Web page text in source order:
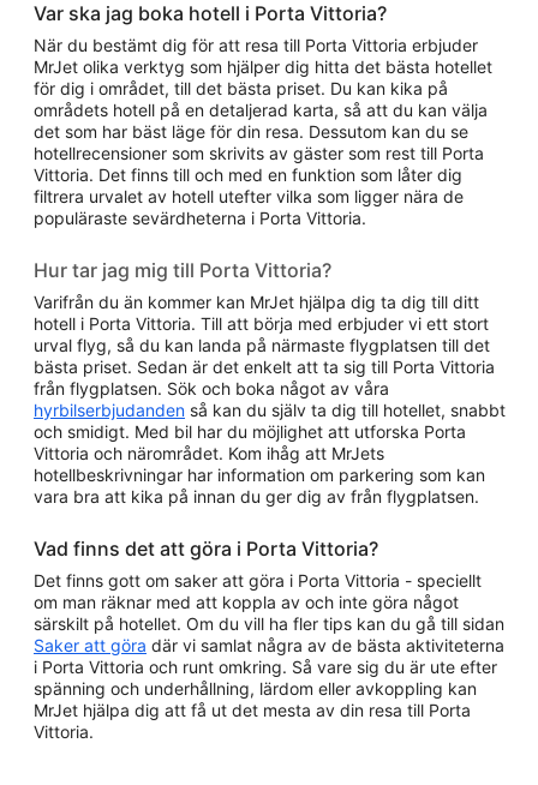
Var ska jag boka hotell i Porta Vittoria?
När du bestämt dig för att resa till Porta Vittoria erbjuder
MrJet olika verktyg som hjälper dig hitta det bästa hotellet
för dig i området, till det bästa priset. Du kan kika på
områdets hotell på en detaljerad karta, så att du kan välja
det som har bäst läge för din resa. Dessutom kan du se
hotellrecensioner som skrivits av gäster som rest till Porta
Vittoria. Det finns till och med en funktion som låter dig
filtrera urvalet av hotell utefter vilka som ligger nära de
populäraste sevärdheterna i Porta Vittoria.
Hur tar jag mig till Porta Vittoria?
Varifrån du än kommer kan MrJet hjälpa dig ta dig till ditt
hotell i Porta Vittoria. Till att börja med erbjuder vi ett stort
urval flyg, så du kan landa på närmaste flygplatsen till det
bästa priset. Sedan är det enkelt att ta sig till Porta Vittoria
från flygplatsen. Sök och boka något av våra
hyrbilserbjudanden så kan du själv ta dig till hotellet, snabbt
och smidigt. Med bil har du möjlighet att utforska Porta
Vittoria och närområdet. Kom ihåg att MrJets
hotellbeskrivningar har information om parkering som kan
vara bra att kika på innan du ger dig av från flygplatsen.
Vad finns det att göra i Porta Vittoria?
Det finns gott om saker att göra i Porta Vittoria - speciellt
om man räknar med att koppla av och inte göra något
särskilt på hotellet. Om du vill ha fler tips kan du gå till sidan
Saker att göra där vi samlat några av de bästa aktiviteterna
i Porta Vittoria och runt omkring. Så vare sig du är ute efter
spänning och underhållning, lärdom eller avkoppling kan
MrJet hjälpa dig att få ut det mesta av din resa till Porta
Vittoria.